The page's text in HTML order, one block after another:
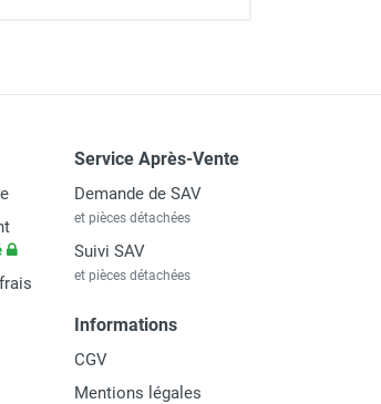
Service Après-Vente
Demande de SAV
et pièces détachées
Suivi SAV
et pièces détachées
Informations
CGV
Mentions légales